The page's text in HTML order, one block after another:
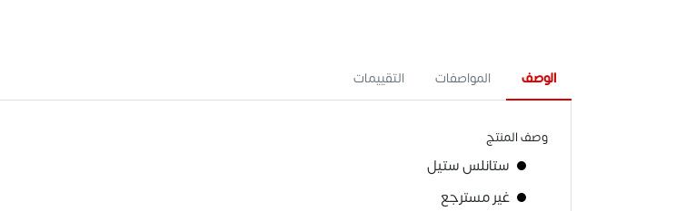
الوصف المواصفات التقييمات
وصف المنتج
ستانلس ستيل
غير مسترجع